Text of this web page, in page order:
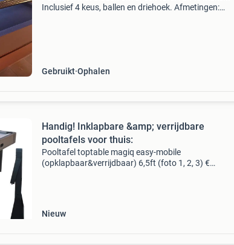
Inclusief 4 keus, ballen en driehoek. Afmetingen:
Gebruikt Ophalen
Handig! Inklapbare &amp; verrijdbare
pooltafels voor thuis:
Pooltafel toptable magiq easy-mobile
(opklapbaar&verrijdbaar) 6,5ft (foto 1, 2, 3) €
Nieuw